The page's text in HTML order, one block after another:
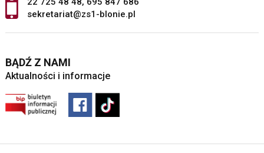
sekretariat@zs1-blonie.pl
BĄDŹ Z NAMI
Aktualności i informacje